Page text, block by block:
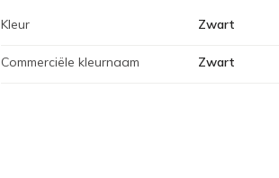
Kleur Zwart
Commerciële kleurnaam Zwart